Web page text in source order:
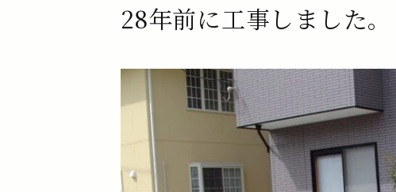
28年前に工事しました。